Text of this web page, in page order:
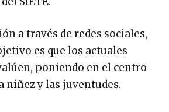
a través de redes sociales,
es que los actuales
poniendo en el centro
niñez y las juventudes.